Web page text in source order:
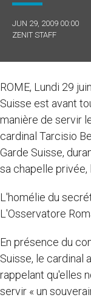
JUN 29, 2009 00:00
ZENIT STAFF
ROME, Lundi 29
Suisse est avant
manière de servir
cardinal Tarcisio
Garde Suisse,
sa chapelle privée,
L'homélie du
L'Osservatore
En présence du
Suisse, le cardinal
rappelant qu'elles
servir « un